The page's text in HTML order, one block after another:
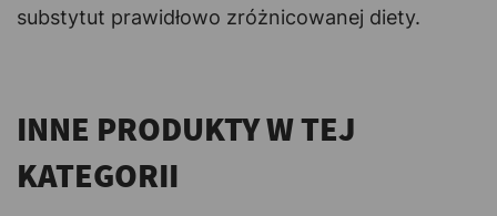
substytut prawidłowo zróżnicowanej diety.
INNE PRODUKTY W TEJ
KATEGORII